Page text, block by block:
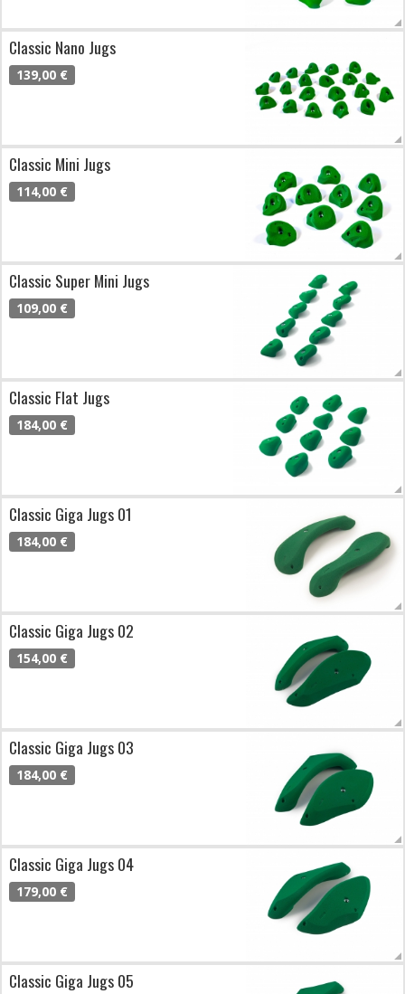
Classic Nano Jugs
139,00 €
Classic Mini Jugs
114,00 €
Classic Super Mini Jugs
109,00 €
Classic Flat Jugs
184,00 €
Classic Giga Jugs 01
184,00 €
Classic Giga Jugs 02
154,00 €
Classic Giga Jugs 03
184,00 €
Classic Giga Jugs 04
179,00 €
Classic Giga Jugs 05